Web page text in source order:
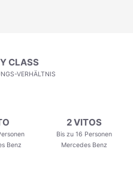
CLASS
VERHÄLTNIS
Benz
2 VITOS
Bis zu 16 Personen
Mercedes Benz